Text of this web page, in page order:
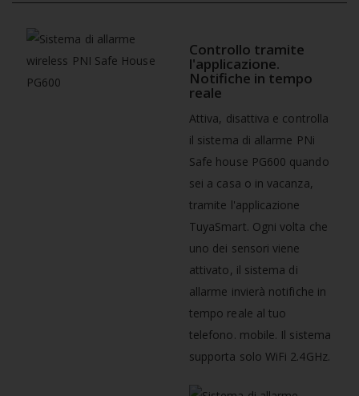
Controllo tramite
l'applicazione.
Notifiche in tempo
reale
Attiva, disattiva e controlla
il sistema di allarme PNi
Safe house PG600 quando
sei a casa o in vacanza,
tramite l'applicazione
TuyaSmart. Ogni volta che
uno dei sensori viene
attivato, il sistema di
allarme invierà notifiche in
tempo reale al tuo
telefono. mobile. Il sistema
supporta solo WiFi 2.4GHz.